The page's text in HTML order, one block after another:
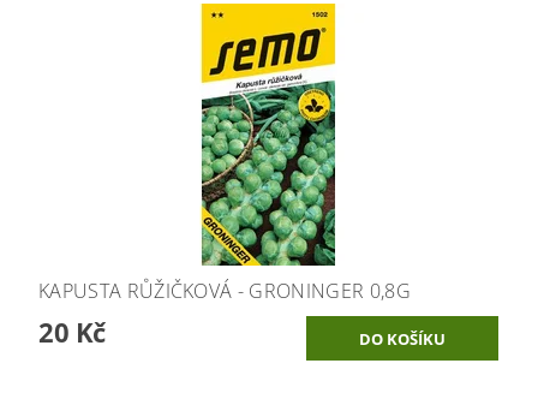
KAPUSTA RŮŽIČKOVÁ - GRONINGER 0,8G
20 Kč